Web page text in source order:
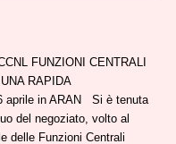
FUNZIONI CENTRALI
RAPIDA
aprile in ARAN Si è tenuta
del negoziato, volto al
delle Funzioni Centrali